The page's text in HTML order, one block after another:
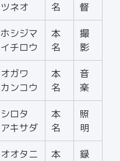
ツネオ
名
督
ホシジマ
イチロウ
本
名
撮
影
オガワ
カンコウ
本
名
音
楽
シロタ
アキサダ
本
名
照
明
オオタニ
本
録